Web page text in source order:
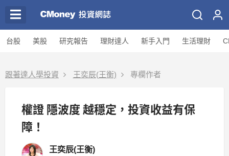
台股 美股 研究報告 理財達人 新手入門 生活理財
跟著達人學投資 王奕辰(王衡) 專欄作者
權證 隱波度 越穩定，投資收益有保
障！
王奕辰(王衡)